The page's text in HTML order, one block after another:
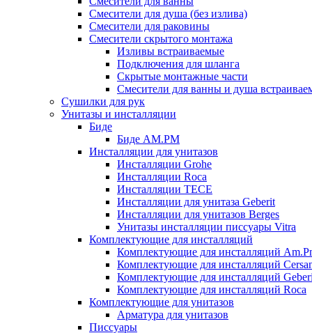
Смесители для душа (без излива)
Смесители для раковины
Смесители скрытого монтажа
Изливы встраиваемые
Подключения для шланга
Скрытые монтажные части
Смесители для ванны и душа
Сушилки для рук
Унитазы и инсталляции
Биде
Биде AM.PM
Инсталляции для унитазов
Инсталляции Grohe
Инсталляции Roca
Инсталляции TECE
Инсталляции для унитаза Geberit
Инсталляции для унитазов Berges
Унитазы инсталляции писсуары Vitra
Комплектующие для инсталляций
Комплектующие для инсталляций
Комплектующие для инсталляций
Комплектующие для инсталляций
Комплектующие для инсталляций Roca
Комплектующие для унитазов
Арматура для унитазов
Писсуары